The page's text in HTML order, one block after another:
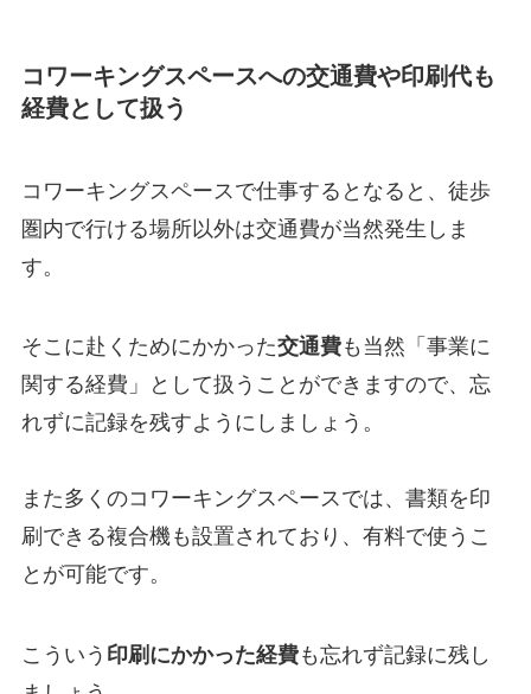
コワーキングスペースへの交通費や印刷代も
経費として扱う
コワーキングスペースで仕事するとなると、徒歩
圏内で行ける場所以外は交通費が当然発生しま
す。
そこに赴くためにかかった交通費も当然「事業に
関する経費」として扱うことができますので、忘
れずに記録を残すようにしましょう。
また多くのコワーキングスペースでは、書類を印
刷できる複合機も設置されており、有料で使うこ
とが可能です。
こういう 印刷にかかった経費も忘れず記録に残し